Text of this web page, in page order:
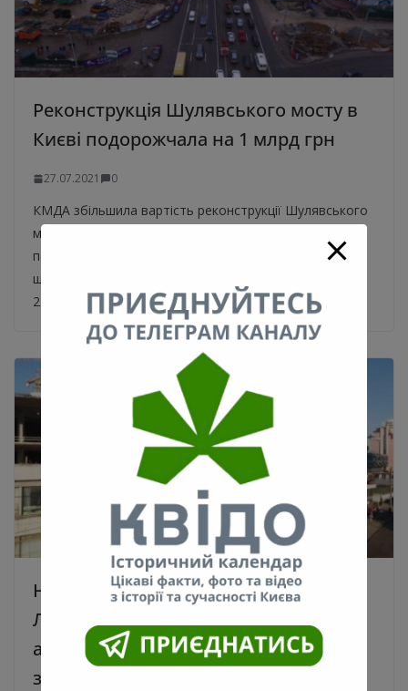
Реконструкція Шулявського мосту в
Києві подорожчала на 1 млрд грн
27.07.2021 0
КМДА збільшила вартість реконструкції Шулявського
мосту. Київська міська держадміністрація
перезатвердила проєкт реконструкції Шулявського
шляхопроводу. Відповідне розпорядження №1630 від
21 липня опубліковано
Навколо будівлі з “Тарілкою” на
Либідській встановили паркан,
активісти вважають, що будуть
зносити